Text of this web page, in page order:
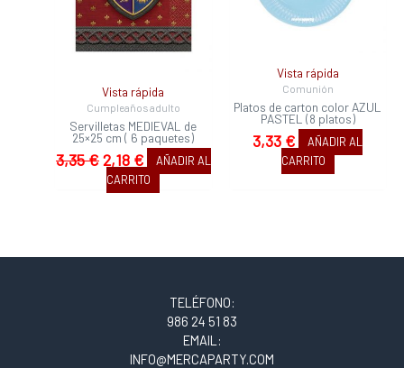
Vista rápida
Cumpleaños adulto
Servilletas MEDIEVAL de
25×25 cm ( 6 paquetes)
3,35€2,18 €
AÑADIR AL
CARRITO
Vista rápida
Comunión
Platos de carton color AZUL
PASTEL (8 platos)
3,33 €
AÑADIR AL
CARRITO
TELÉFONO:
986 24 51 83
EMAIL:
INFO@MERCAPARTY.COM